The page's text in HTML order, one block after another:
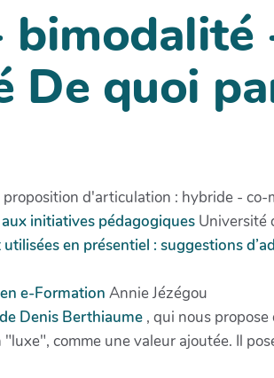
De quoi
proposition d'articulation : hybride - co-
initiatives pédagogiques Université
en présentiel : suggestions
e-Formation Annie Jézégou
Denis Berthiaume , qui nous
comme une valeur ajoutée. Il